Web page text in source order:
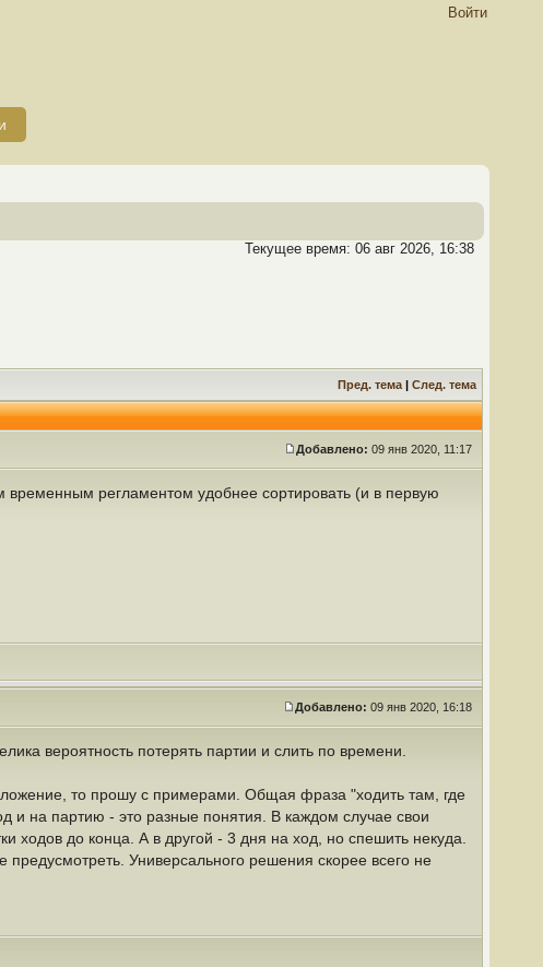
Войти
Текущее время: 06 авг 2026, 16:38
Пред. тема | След. тема
Добавлено: 09 янв 2020, 11:17
временным регламентом удобнее сортировать (и в первую
Добавлено: 09 янв 2020, 16:18
вероятность потерять партии и слить по времени.
то прошу с примерами. Общая фраза "ходить там, где
на партию - это разные понятия. В каждом случае свои
ходов до конца. А в другой - 3 дня на ход, но спешить некуда.
Универсального решения скорее всего не